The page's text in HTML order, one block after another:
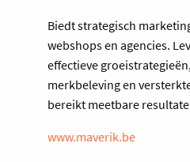
Biedt strategisch
webshops en agencies.
effectieve
merkbeleving en
bereikt meetbare
www.maverik.be